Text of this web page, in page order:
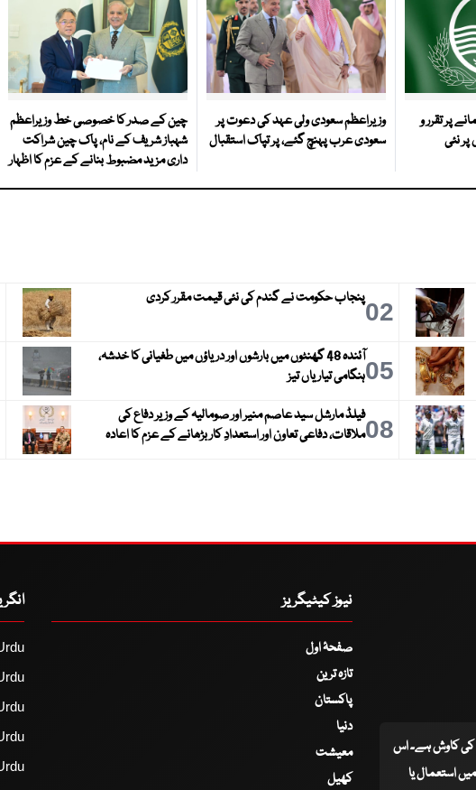
پر تقرر و
نئی
وزیراعظم سعودی ولی عہد کی دعوت پر
سعودی عرب پہنچ گئے، پر تپاک استقبال
چین کے صدر کا خصوصی خط وزیراعظم
شہباز شریف کے نام، پاک چین شراکت
داری مزید مضبوط بنانے کے عزم کا اظہار
02پنجاب حکومت نے گندم کی نئی قیمت مقرر کردی
05
آئندہ 48 گھنٹوں میں بارشوں اور دریاؤں میں طغیانی کا خدشہ،
ہنگامی تیاریاں تیز
08فیلڈ مارشل سید عاصم منیر اور صومالیہ کے وزیر دفاع کی
ملاقات، دفاعی تعاون اور استعدادِ کار بڑھانے کے عزم کا اعادہ
کی کاوش ہے۔ اس
استعمال یا
نیوز کیٹیگریز
صفحۂ اول
تازہ ترین
پاکستان
دنیا
معیشت
کھیل